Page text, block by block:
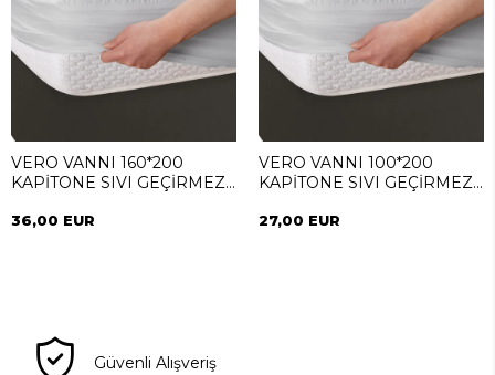
VERO VANNI 160*200
KAPİTONE SIVI GEÇİRMEZ
36,00 EUR
VERO VANNI 100*200
KAPİTONE SIVI GEÇİRMEZ
27,00 EUR
Güvenli Alışveriş